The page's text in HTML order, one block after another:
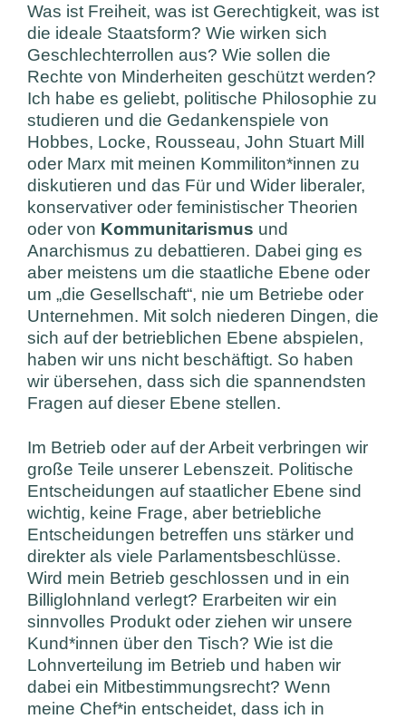
Was ist Freiheit, was ist Gerechtigkeit, was ist
die ideale Staatsform? Wie wirken sich
Geschlechterrollen aus? Wie sollen die
Rechte von Minderheiten geschützt werden?
Ich habe es geliebt, politische Philosophie zu
studieren und die Gedankenspiele von
Hobbes, Locke, Rousseau, John Stuart Mill
oder Marx mit meinen Kommiliton*innen zu
diskutieren und das Für und Wider liberaler,
konservativer oder feministischer Theorien
oder von Kommunitarismus und
Anarchismus zu debattieren. Dabei ging es
aber meistens um die staatliche Ebene oder
um „die Gesellschaft“, nie um Betriebe oder
Unternehmen. Mit solch niederen Dingen, die
sich auf der betrieblichen Ebene abspielen,
haben wir uns nicht beschäftigt. So haben
wir übersehen, dass sich die spannendsten
Fragen auf dieser Ebene stellen.
Im Betrieb oder auf der Arbeit verbringen wir
große Teile unserer Lebenszeit. Politische
Entscheidungen auf staatlicher Ebene sind
wichtig, keine Frage, aber betriebliche
Entscheidungen betreffen uns stärker und
direkter als viele Parlamentsbeschlüsse.
Wird mein Betrieb geschlossen und in ein
Billiglohnland verlegt? Erarbeiten wir ein
sinnvolles Produkt oder ziehen wir unsere
Kund*innen über den Tisch? Wie ist die
Lohnverteilung im Betrieb und haben wir
dabei ein Mitbestimmungsrecht? Wenn
meine Chef*in entscheidet, dass ich in